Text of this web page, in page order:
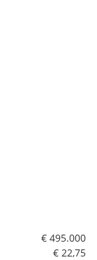
€ 495.000
€ 22,75